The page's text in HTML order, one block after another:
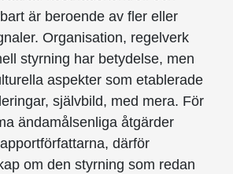
är beroende av fler eller
Organisation, regelverk
styrning har betydelse, men
aspekter som etablerade
självbild, med mera. För
ändamålsenliga åtgärder
därför
om den styrning som redan